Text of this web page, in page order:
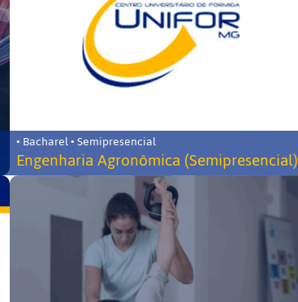
• Bacharel • Semipresencial
Engenharia Agronômica (Semipresencial)